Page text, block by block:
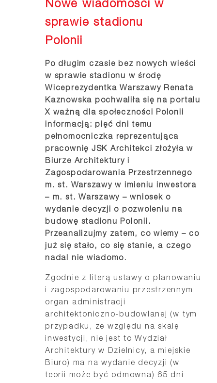
Nowe wiadomości w
sprawie stadionu
Polonii
Po długim czasie bez nowych wieści
w sprawie stadionu w środę
Wiceprezydentka Warszawy Renata
Kaznowska pochwaliła się na portalu
X ważną dla społeczności Polonii
informacją: pięć dni temu
pełnomocniczka reprezentująca
pracownię JSK Architekci złożyła w
Biurze Architektury i
Zagospodarowania Przestrzennego
m. st. Warszawy w imieniu inwestora
– m. st. Warszawy – wniosek o
wydanie decyzji o pozwoleniu na
budowę stadionu Polonii.
Przeanalizujmy zatem, co wiemy – co
już się stało, co się stanie, a czego
nadal nie wiadomo.
Zgodnie z literą ustawy o planowaniu
i zagospodarowaniu przestrzennym
organ administracji
architektoniczno-budowlanej (w tym
przypadku, ze względu na skalę
inwestycji, nie jest to Wydział
Architektury w Dzielnicy, a miejskie
Biuro) ma na wydanie decyzji (w
teorii może być odmowna) 65 dni